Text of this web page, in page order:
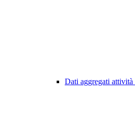
Dati aggregati attività